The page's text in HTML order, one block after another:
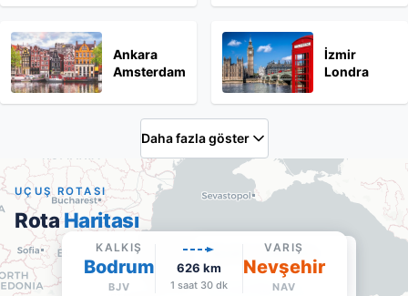
Ankara
Amsterdam
İzmir
Londra
Daha fazla göster
Nevşehir Kapadokya
NAV
Varış
Google Maps'te aç
UÇUŞ ROTASI
Rota Haritası
KALKIŞ
Bodrum
BJV
626 km
1 saat 30 dk
VARIŞ
Nevşehir
NAV